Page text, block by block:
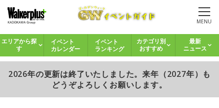
MENU
エリアから探
す
イベント
カレンダー
イベント
ランキング
カテゴリ別
おすすめ
最新
ニュース
2026年の更新は終了いたしました。来年（2027年）も
どうぞよろしくお願いします。